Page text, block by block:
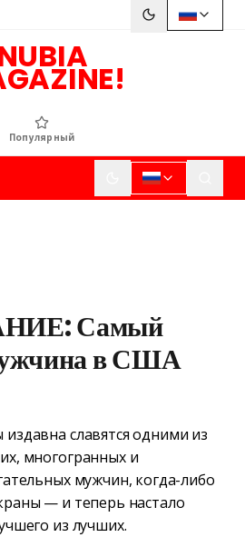
Популярный
Самый
в США
славятся одними из
многогранных и
мужчин, когда-либо
— и теперь настало
из лучших.